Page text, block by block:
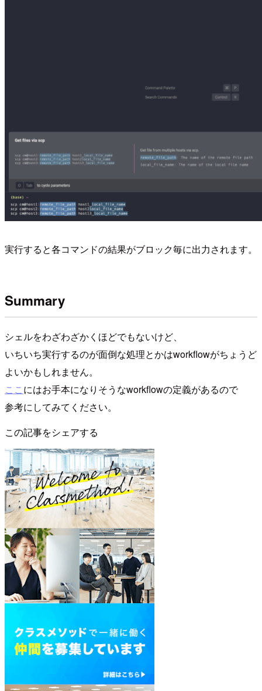
実行すると各コマンドの結果がブロック毎に出力されます。
Summary
シェルをわざわざかくほどでもないけど、
いちいち実行するのが面倒な処理とかはworkflowがちょうど
よいかもしれません。
ここにはお手本になりそうなworkflowの定義があるので
参考にしてみてください。
この記事をシェアする